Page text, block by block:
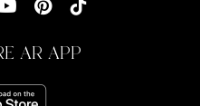
AR APP